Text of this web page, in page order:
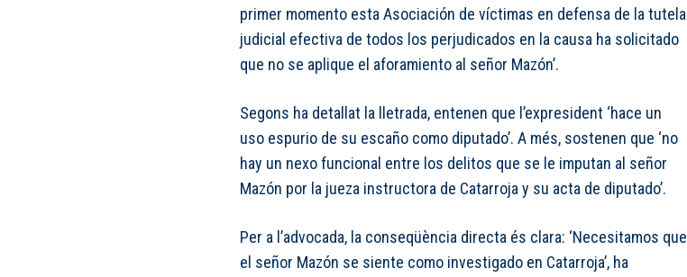
primer momento esta Asociación de víctimas en defensa de la tutela
judicial efectiva de todos los perjudicados en la causa ha solicitado
que no se aplique el aforamiento al señor Mazón’.
Segons ha detallat la lletrada, entenen que l’expresident ‘hace un
uso espurio de su escaño como diputado’. A més, sostenen que ‘no
hay un nexo funcional entre los delitos que se le imputan al señor
Mazón por la jueza instructora de Catarroja y su acta de diputado’.
Per a l’advocada, la conseqüència directa és clara: ‘Necesitamos que
el señor Mazón se siente como investigado en Catarroja’, ha